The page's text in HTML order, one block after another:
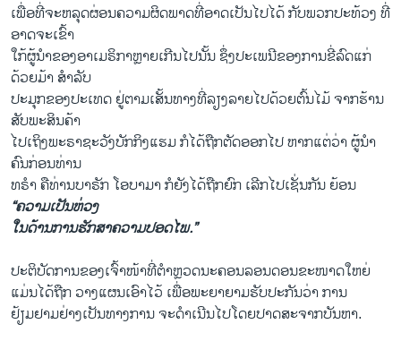
ເພື່ອທີ່ຈະຫລຸດຜ່ອນຄວາມຜິດພາດທີ່ອາດເປັນໄປໄດ້ ກັບພວກປະທ້ວງ ທີ່
ອາດຈະເຂົ້າ
ໃກ້ຜູ້ນຳຂອງອາເມຣິກາຫຼາຍເກີນໄປນັ້ນ ຊຶ່ງປະເພນີຂອງການຂີ່ລົດແກ່
ດ້ວຍມ້າ ສຳລັບ
ປະມຸກຂອງປະເທດ ຢູ່ຕາມເສັ້ນທາງທີ່ລຽງລາຍໄປດ້ວຍຕົ້ນໄມ້ ຈາກຮ້ານ
ສັບພະສິນຄ້າ
ໄປເຖິງພະຣາຊະວັງບັກກິງແຮມ ກໍໄດ້ຖືກຕັດອອກໄປ ຫາກແຕ່ວ່າ ຜູ້ນຳ
ຄົນກ່ອນທ່ານ
ທຣຳ ຄືທ່ານບາຣັກ ໂອບາມາ ກໍຍັງໄດ້ຖືກຍົກ ເລີກໄປເຊັ່ນກັນ ຍ້ອນ
“ຄວາມເປັນຫ່ວງ
ໃນດ້ານການຮັກສາຄວາມປອດໄພ.”
ປະຕິບັດການຂອງເຈົ້າໜ້າທີ່ຕຳຫຼວດນະຄອນລອນດອນຂະໜາດໃຫຍ່
ແມ່ນໄດ້ຖືກ ວາງແຜນເອົາໄວ້ ເພື່ອພະຍາຍາມຮັບປະກັນວ່າ ການ
ຢ້ຽມຢາມຢ່າງເປັນທາງການ ຈະດຳເນີນໄປໂດຍປາດສະຈາກບັນຫາ.